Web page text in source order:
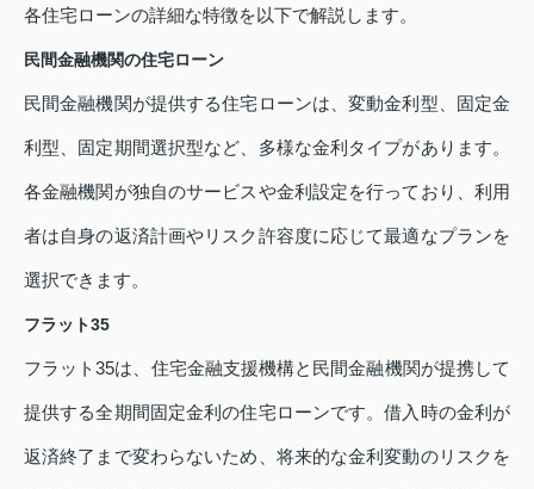
各住宅ローンの詳細な特徴を以下で解説します。
民間金融機関の住宅ローン
民間金融機関が提供する住宅ローンは、変動金利型、固定金
利型、固定期間選択型など、多様な金利タイプがあります。
各金融機関が独自のサービスや金利設定を行っており、利用
者は自身の返済計画やリスク許容度に応じて最適なプランを
選択できます。
フラット35
フラット35は、住宅金融支援機構と民間金融機関が提携して
提供する全期間固定金利の住宅ローンです。借入時の金利が
返済終了まで変わらないため、将来的な金利変動のリスクを